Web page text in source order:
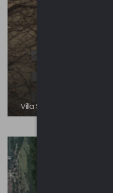
Villa San Martino